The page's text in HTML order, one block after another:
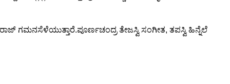
ಗಮನಸೆಳೆಯುತ್ತಾರೆ.ಪೂರ್ಣಚಂದ್ರ ತೇಜಸ್ವಿ ಸಂಗೀತ, ತಪಸ್ವಿ ಹಿನ್ನೆಲೆ